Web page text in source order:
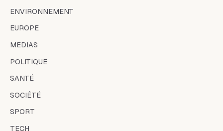
ENVIRONNEMENT
EUROPE
MEDIAS
POLITIQUE
SANTÉ
SOCIÉTÉ
SPORT
TECH